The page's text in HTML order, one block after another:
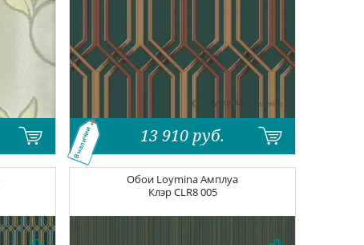
13 910 руб.
В наличии
Обои Loymina Амплуа
КлэрCLR8 005